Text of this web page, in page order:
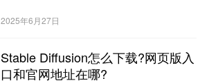
2025年6月27日
Stable Diffusion怎么下载?网页版入
口和官网地址在哪?